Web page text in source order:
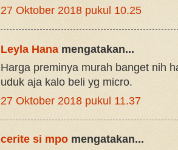
27 Oktober 2018 pukul 10.25
Leyla Hana mengatakan...
Harga preminya murah banget nih
uduk aja kalo beli yg micro.
27 Oktober 2018 pukul 11.37
cerite si mpo mengatakan...